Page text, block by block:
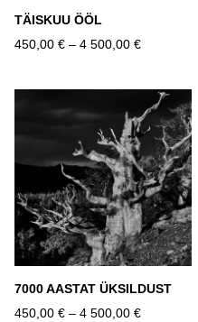
TÄISKUU ÖÖL
450,00 € – 4 500,00 €
7000 AASTAT ÜKSILDUST
450,00 € – 4 500,00 €